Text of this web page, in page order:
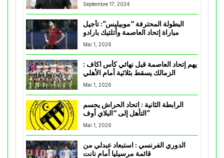
Septembre 17, 2024
البطولة المحترفة “موبيليس”: تأجيل
مباراة إتحاد العاصمة وأتلتيك بارادو
Mai 1, 2026
يهم إتحاد العاصمة قبل نهائي كأس اكاف :
Mai 1, 2026
الرابطة الثانية : اتحاد الحراش يحسم
التأهل إلى “البلاي أوف”
Mai 1, 2026
الدوري الفرنسي : استبعاد عبدلي من
قائمة مرسيليا أمام نانت